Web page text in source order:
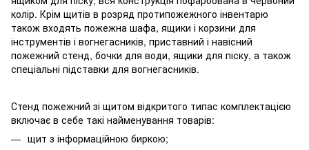
колір. Крім щитів в розряд протипожежного інвентарю
також входять пожежна шафа, ящики і корзини для
інструментів і вогнегасників, приставний і навісний
пожежний стенд, бочки для води, ящики для піску, а також
спеціальні підставки для вогнегасників.
Стенд пожежний зі щитом відкритого типас комплектацією
включає в себе такі найменування товарів:
щит з інформаційною биркою;